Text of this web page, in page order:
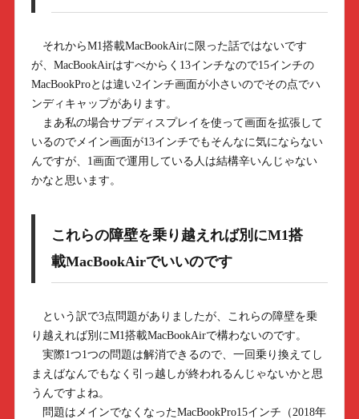
それからM1搭載MacBookAirに限った話ではないです
が、MacBookAirはすべからく13インチなので15インチの
MacBookProとは違い2インチ画面が小さいのでその点でハ
ンディキャップがあります。
まあ私の場合サブディスプレイを使って画面を拡張して
いるのでメイン画面が13インチでもそんなに気にならない
んですが、1画面で運用している人は結構辛いんじゃない
かなと思います。
これらの障壁を乗り越えれば別にM1搭
載MacBookAirでいいのです
という訳で3点問題がありましたが、これらの障壁を乗
り越えれば別にM1搭載MacBookAirで構わないのです。
実際1つ1つの問題は解消できるので、一回乗り換えてし
まえばなんでもなく引っ越しが終われるんじゃないかと思
うんですよね。
問題はメインでなくなったMacBookPro15インチ（2018年